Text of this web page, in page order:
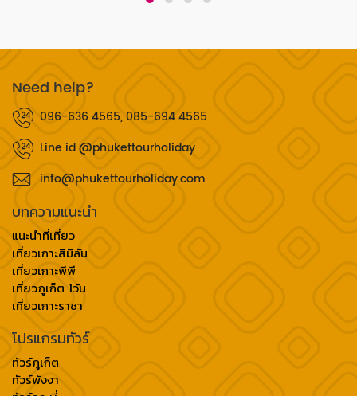
Need help?
096-636 4565, 085-694 4565
Line id @phukettourholiday
info@phukettourholiday.com
บทความแนะนำ
แนะนำที่เที่ยว
เที่ยวเกาะสิมิลัน
เที่ยวเกาะพีพี
เที่ยวภูเก็ต 1วัน
เที่ยวเกาะราชา
โปรแกรมทัวร์
ทัวร์ภูเก็ต
ทัวร์พังงา